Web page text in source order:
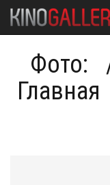
Фото:
Главная